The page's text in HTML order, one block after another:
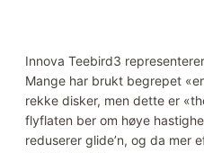
Innova Teebird3
Mange har brukt begrepet
rekke disker, men dette er
flyflaten ber om høye
reduserer glide’n, og da mer